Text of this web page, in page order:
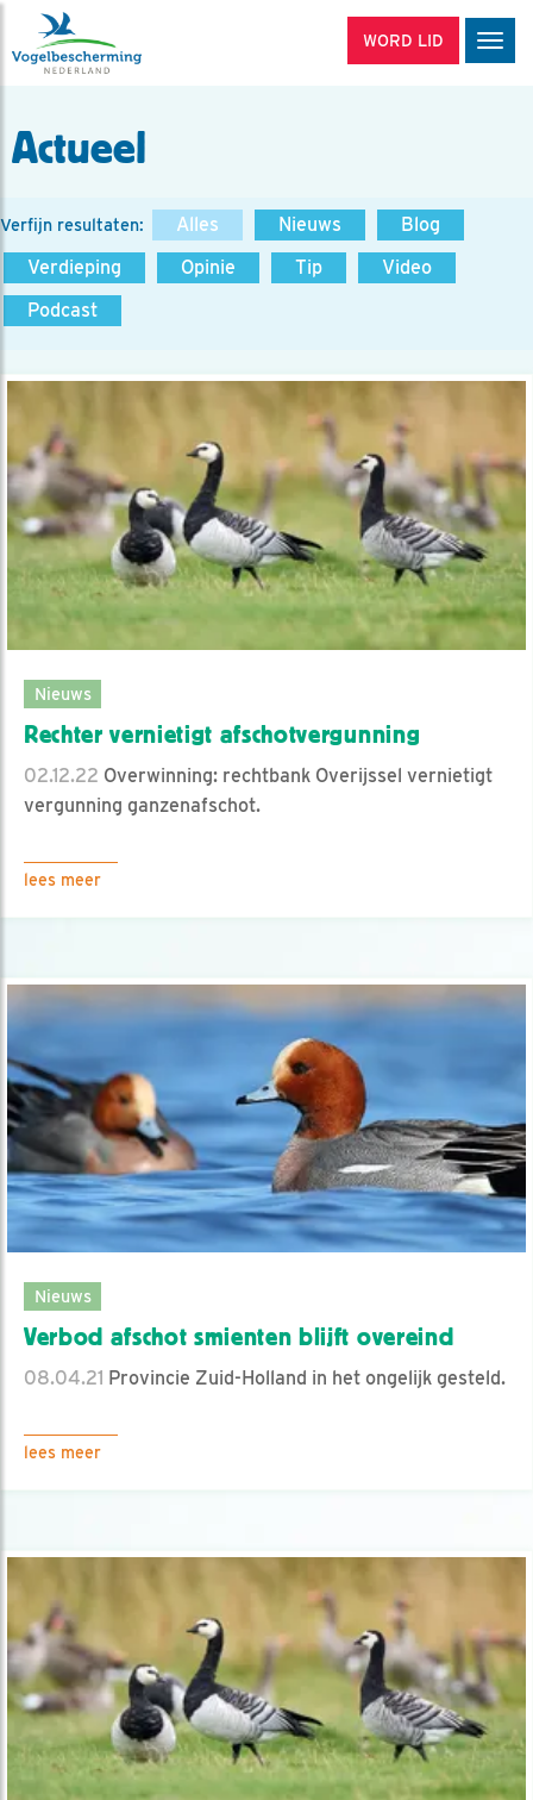
WORD LID
Actueel
Verfijn resultaten: Alles Nieuws
Blog
Verdieping
Opinie Tip
Video
Podcast
Nieuws
Rechter vernietigt afschotvergunning
02.12.22 Overwinning: rechtbank Overijssel vernietigt
vergunning ganzenafschot.
lees meer
Nieuws
Verbod afschot smienten blijft overeind
08.04.21 Provincie Zuid-Holland in het ongelijk gesteld.
lees meer